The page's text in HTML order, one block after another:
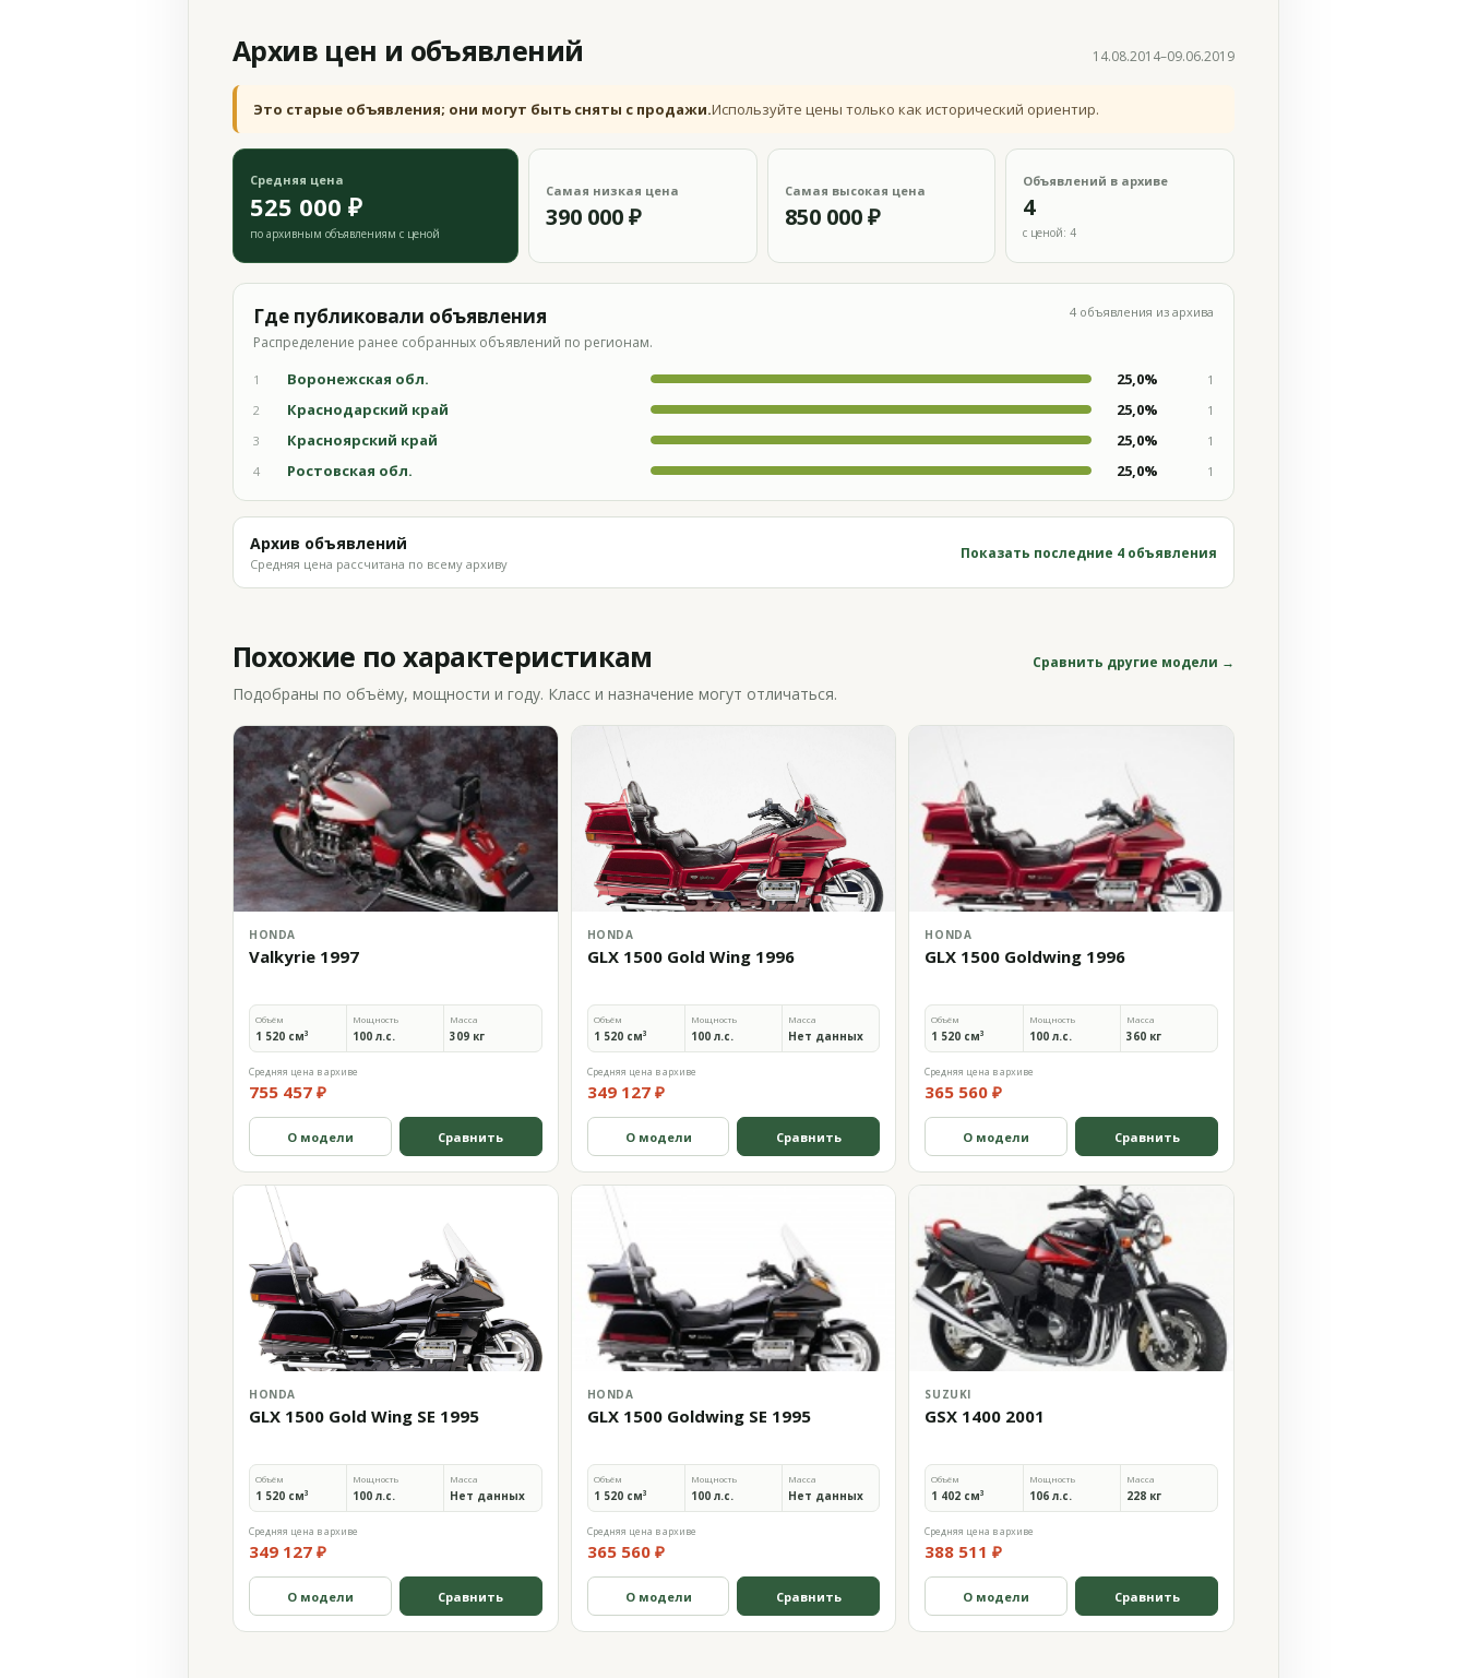
Архив цен и объявлений 14.08.2014–09.06.2019
Это старые объявления; они могут быть сняты с продажи.Используйте цены только как исторический ориентир.
Средняя цена
525 000 ₽
по архивным объявлениям с ценой
Самая низкая цена
390 000 ₽
Самая высокая цена
850 000 ₽
Объявлений в архиве
4
с ценой: 4
Где публиковали объявления
Распределение ранее собранных объявлений по регионам.
4 объявления из архива
1 Воронежская обл. 25,0%
1
2
Краснодарский край 25,0%
1
3
Красноярский край 25,0%
1
4
Ростовская обл. 25,0% 1
Архив объявлений
Средняя цена рассчитана по всему архиву
Показать последние 4 объявления
Похожие по характеристикам Сравнить другие модели →
Подобраны по объёму, мощности и году. Класс и назначение могут отличаться.
HONDA
Valkyrie 1997
Объём
1 520 см³
Мощность
100 л.с.
Масса
309 кг
Средняя цена в архиве
755 457 ₽
О модели Сравнить
HONDA
GLX 1500 Gold Wing 1996
Объём
1 520 см³
Мощность
100 л.с.
Масса
Нет данных
Средняя цена в архиве
349 127 ₽
О модели Сравнить
HONDA
GLX 1500 Goldwing 1996
Объём
1 520 см³
Мощность
100 л.с.
Масса
360 кг
Средняя цена в архиве
365 560 ₽
О модели Сравнить
HONDA
GLX 1500 Gold Wing SE 1995
Объём
1 520 см³
Мощность
100 л.с.
Масса
Нет данных
Средняя цена в архиве
349 127 ₽
О модели Сравнить
HONDA
GLX 1500 Goldwing SE 1995
Объём
1 520 см³
Мощность
100 л.с.
Масса
Нет данных
Средняя цена в архиве
365 560 ₽
О модели Сравнить
SUZUKI
GSX 1400 2001
Объём
1 402 см³
Мощность
106 л.с.
Масса
228 кг
Средняя цена в архиве
388 511 ₽
О модели Сравнить